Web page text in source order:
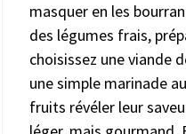
masquer en les
des légumes frais,
choisissez une viande
une simple marinade
fruits révéler leur